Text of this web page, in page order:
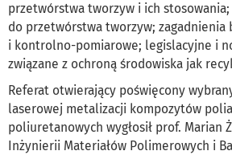
przetwórstwa tworzyw i ich
do przetwórstwa tworzyw; zagadnienia
i kontrolno-pomiarowe; legislacyjne i
związane z ochroną środowiska jak
Referat otwierający poświęcony
laserowej metalizacji kompozytów
poliuretanowych wygłosił prof. Marian
Inżynierii Materiałów Polimerowych i